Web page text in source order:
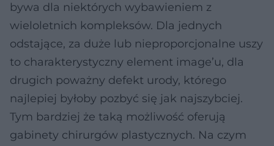
bywa dla niektórych wybawieniem z
wieloletnich kompleksów. Dla jednych
odstające, za duże lub nieproporcjonalne uszy
to charakterystyczny element image’u, dla
drugich poważny defekt urody, którego
najlepiej byłoby pozbyć się jak najszybciej.
Tym bardziej że taką możliwość oferują
gabinety chirurgów plastycznych. Na czym